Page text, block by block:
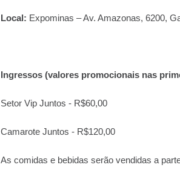
Local: Expominas – Av. Amazonas, 6200,
Ingressos (valores promocionais nas
Setor Vip Juntos - R$60,00
Camarote Juntos - R$120,00
As comidas e bebidas serão vendidas a